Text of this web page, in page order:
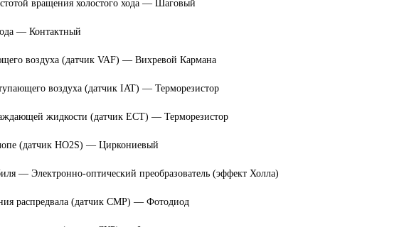
вращения холостого хода — Шаговый
— Контактный
воздуха (датчик VAF) — Вихревой Кармана
воздуха (датчик IAT) — Терморезистор
жидкости (датчик ЕСТ) — Терморезистор
(датчик HО2S) — Циркониевый
— Электронно-оптический преобразователь (эффект Холла)
распредвала (датчик СМР) — Фотодиод